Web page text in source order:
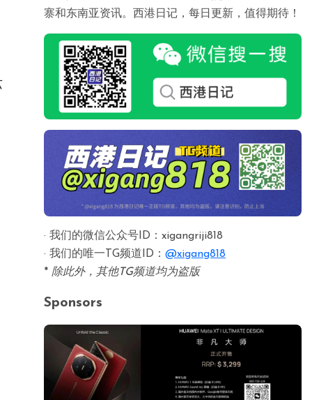
寨和东南亚资讯。西港日记，每日更新，值得期待！
· 我们的微信公众号ID：xigangriji818
· 我们的唯一TG频道ID： @xigang818
* 除此外，其他TG频道均为盗版
Sponsors